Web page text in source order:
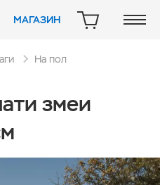
МАГАЗИН КОРЗИНА
На пол
змеи